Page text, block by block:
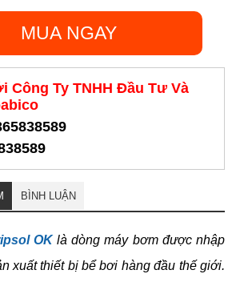
MUA NGAY
Công Ty TNHH Đầu Tư Và
BÌNH LUẬN
OKlà dòng máy bơm được nhập
xuất thiết bị bể bơi hàng đầu thế giới.